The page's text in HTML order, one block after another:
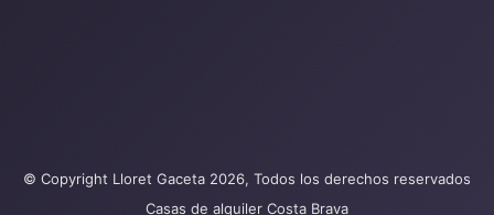
© Copyright Lloret Gaceta 2026, Todos los derechos reservados
Casas de alquiler Costa Brava